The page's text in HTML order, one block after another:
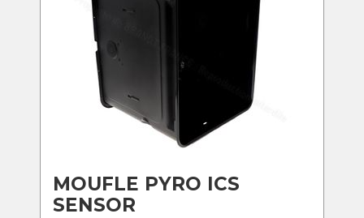
MOUFLE PYRO ICS
SENSOR